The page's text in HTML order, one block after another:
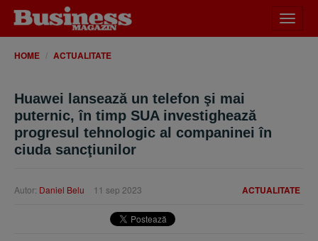
meniu
HOME ACTUALITATE
Huawei lansează un telefon şi mai
puternic, în timp SUA investighează
progresul tehnologic al companinei în
ciuda sancţiunilor
ACTUALITATE
Autor: Daniel Belu 11 sep 2023